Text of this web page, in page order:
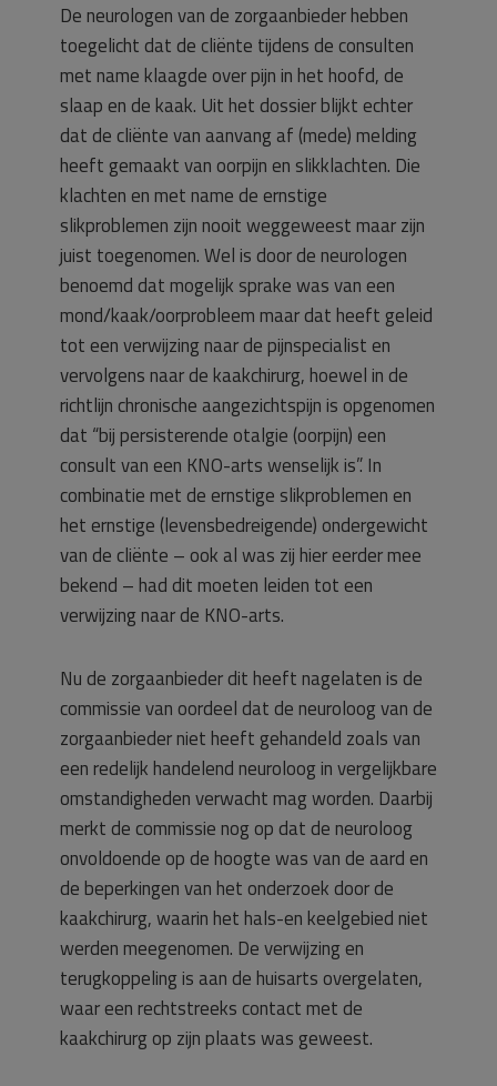
De neurologen van de zorgaanbieder hebben
toegelicht dat de cliënte tijdens de consulten
met name klaagde over pijn in het hoofd, de
slaap en de kaak. Uit het dossier blijkt echter
dat de cliënte van aanvang af (mede) melding
heeft gemaakt van oorpijn en slikklachten. Die
klachten en met name de ernstige
slikproblemen zijn nooit weggeweest maar zijn
juist toegenomen. Wel is door de neurologen
benoemd dat mogelijk sprake was van een
mond/kaak/oorprobleem maar dat heeft geleid
tot een verwijzing naar de pijnspecialist en
vervolgens naar de kaakchirurg, hoewel in de
richtlijn chronische aangezichtspijn is opgenomen
dat “bij persisterende otalgie (oorpijn) een
consult van een KNO-arts wenselijk is”. In
combinatie met de ernstige slikproblemen en
het ernstige (levensbedreigende) ondergewicht
van de cliënte – ook al was zij hier eerder mee
bekend – had dit moeten leiden tot een
verwijzing naar de KNO-arts.
Nu de zorgaanbieder dit heeft nagelaten is de
commissie van oordeel dat de neuroloog van de
zorgaanbieder niet heeft gehandeld zoals van
een redelijk handelend neuroloog in vergelijkbare
omstandigheden verwacht mag worden. Daarbij
merkt de commissie nog op dat de neuroloog
onvoldoende op de hoogte was van de aard en
de beperkingen van het onderzoek door de
kaakchirurg, waarin het hals-en keelgebied niet
werden meegenomen. De verwijzing en
terugkoppeling is aan de huisarts overgelaten,
waar een rechtstreeks contact met de
kaakchirurg op zijn plaats was geweest.